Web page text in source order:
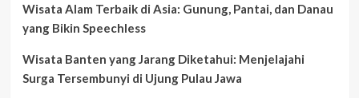
Wisata Alam Terbaik di Asia: Gunung, Pantai, dan Danau
yang Bikin Speechless
Wisata Banten yang Jarang Diketahui: Menjelajahi
Surga Tersembunyi di Ujung Pulau Jawa